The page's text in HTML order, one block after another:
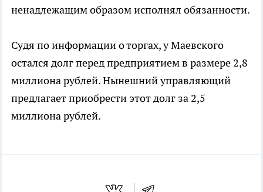
ненадлежащим образом исполнял обязанности.
Судя по информации о торгах, у Маевского
остался долг перед предприятием в размере 2,8
миллиона рублей. Нынешний управляющий
предлагает приобрести этот долг за 2,5
миллиона рублей.